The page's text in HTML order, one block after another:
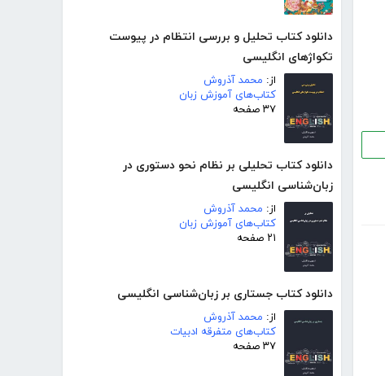
دانلود کتاب تحلیل و بررسی انتظام در پیوست
تکواژهای انگلیسی
از: محمد آذروش
کتاب‌های آموزش زبان
۳۷ صفحه
دانلود کتاب تحلیلی بر نظام نحو دستوری در
زبان‌شناسی انگلیسی
از: محمد آذروش
کتاب‌های آموزش زبان
۲۱ صفحه
دانلود کتاب جستاری بر زبان‌شناسی انگلیسی
از: محمد آذروش
کتاب‌های متفرقه ادبیات
۳۷ صفحه